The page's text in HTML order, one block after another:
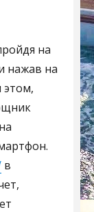
на
нажав на
этом,
в